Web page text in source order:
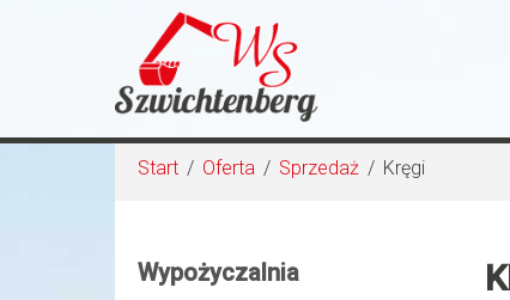
Start / Oferta / Sprzedaż / Kręgi
Wypożyczalnia